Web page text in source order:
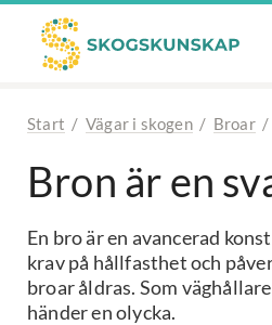
Start / Vägar i skogen / Broar /
Bron är en
En bro är en avancerad
krav på hållfasthet och
broar åldras. Som
händer en olycka.